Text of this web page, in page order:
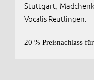
Stuttgart,
Vocalis Reutlingen.
20 % Preisnachlass